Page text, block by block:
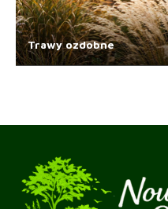
Trawy ozdobne